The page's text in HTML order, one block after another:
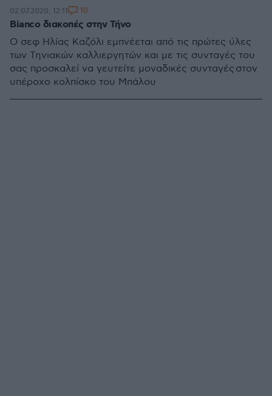
Bianco διακοπές στην Τήνο
Ο σεφ Ηλίας Καζόλι εμπνέεται από τις πρώτες ύλες
των Τηνιακών καλλιεργητών και με τις συνταγές του
σας προσκαλεί να γευτείτε μοναδικές συνταγές στον
υπέροχο κολπίσκο του Μπάλου
02.07.2020, 12:11 10